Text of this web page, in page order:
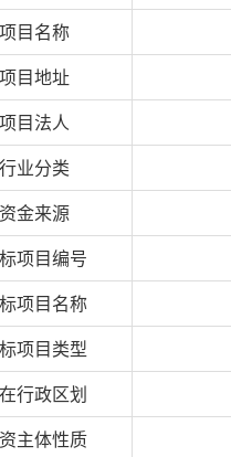
项目名称
项目地址
项目法人
行业分类
资金来源
项目编号
项目名称
项目类型
行政区划
主体性质